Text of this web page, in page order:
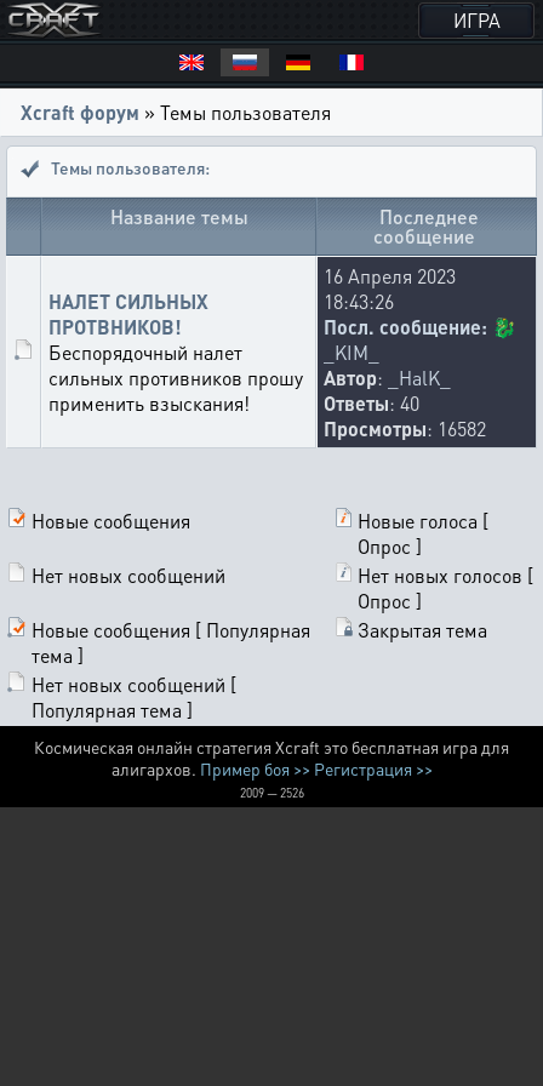
ИГРА
Xcraft форум » Темы пользователя
Темы пользователя:
Название темы Последнее
сообщение
НАЛЕТ СИЛЬНЫХ
ПРОТВНИКОВ!
Беспорядочный налет
сильных противников прошу
применить взыскания!
16 Апреля 2023
18:43:26
Посл. сообщение: 🐉
_KIM_
Автор:
_HalK_
Ответы: 40
Просмотры: 16582
Новые сообщения
Новые голоса [
Опрос ]
Нет новых сообщений
Нет новых голосов [
Опрос ]
Новые сообщения [ Популярная
тема ]
Закрытая тема
Нет новых сообщений [
Популярная тема ]
Космическая онлайн стратегия Xcraft это бесплатная игра для
алигархов. Пример боя >> Регистрация >>
2009 — 2526